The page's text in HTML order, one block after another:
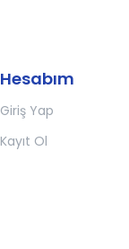
Hesabım
Giriş Yap
Kayıt Ol